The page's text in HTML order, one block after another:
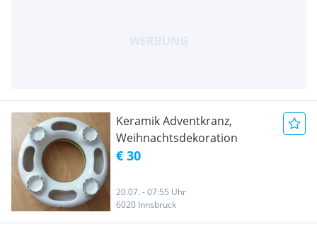
Keramik Adventkranz,
Weihnachtsdekoration
€ 30
20.07. - 07:55 Uhr
6020 Innsbruck